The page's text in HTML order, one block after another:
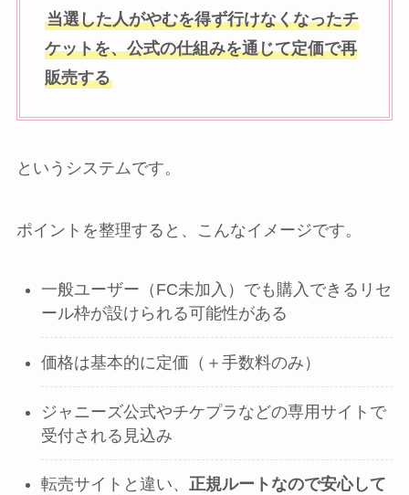
当選した人がやむを得ず行けなくなったチ
ケットを、公式の仕組みを通じて定価で再
販売する
というシステムです。
ポイントを整理すると、こんなイメージです。
一般ユーザー（FC未加入）でも購入できるリセ
ール枠が設けられる可能性がある
価格は基本的に定価（＋手数料のみ）
ジャニーズ公式やチケプラなどの専用サイトで
受付される見込み
転売サイトと違い、 正規ルートなので安心して